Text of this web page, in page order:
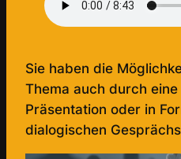
Sie haben die
Thema auch durch
Präsentation oder in
dialogischen